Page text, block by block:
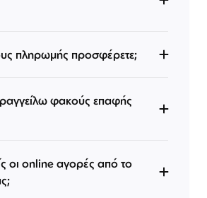
πληρωμής προσφέρετε;
φακούς επαφής
οι online αγορές από το